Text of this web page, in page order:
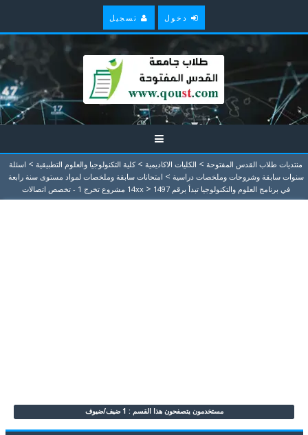
دخول تسجيل
منتديات طلاب القدس المفتوحة > الكليات الاكاديمية > كلية التكنولوجيا والعلوم التطبيقية > اسئلة
سنوات سابقة وشروحات وملخصات دراسية > امتحانات سابقة وملخصات لمواد مستوى سنة رابعة
في برنامج العلوم والتكنولوجيا تبدأ برقم 14xx
> 1497 مشروع تخرج 1 - تخصص اتصالات
مستخدمون يتصفحون هذا القسم : 1 ضيف/ضيوف